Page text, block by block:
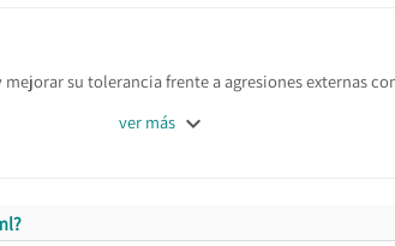
su tolerancia frente a agresiones externas
ver más 